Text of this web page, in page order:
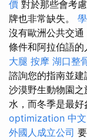
價 對於那些會考
牌也非常缺失。
沒有歐洲公共交
條件和阿拉伯語的
大腿 按摩 湖口整
諮詢您的指南並
沙漠野生動物園之
水，而冬季是最好
optimization 中文
外國人成立公司